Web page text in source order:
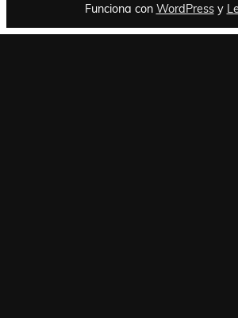
Funciona con WordPressy